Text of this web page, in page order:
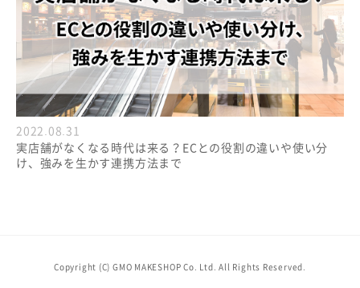
2022.08.31
実店舗がなくなる時代は来る？ECとの役割の違いや使い分
け、強みを生かす連携方法まで
Copyright (C) GMO MAKESHOP Co. Ltd. All Rights Reserved.